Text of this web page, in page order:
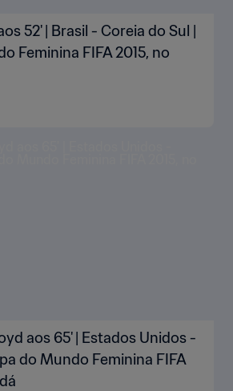
52' | Brasil - Coreia do Sul |
Feminina FIFA 2015, no
aos 65' | Estados Unidos -
do Mundo Feminina FIFA